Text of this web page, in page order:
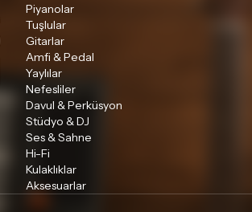
Piyanolar
Tuşlular
Gitarlar
Amfi & Pedal
Yaylılar
Nefesliler
Davul & Perküsyon
Stüdyo & DJ
Ses & Sahne
Hi-Fi
Kulaklıklar
Aksesuarlar